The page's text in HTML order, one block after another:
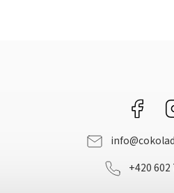
info@
+420 602